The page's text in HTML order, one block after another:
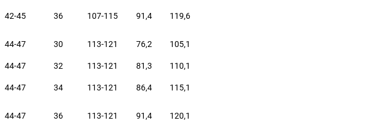
42-45 36 107-115 91,4 119,6
44-47 30 113-121 76,2 105,1
44-47 32 113-121 81,3
110,1
44-47 34 113-121 86,4 115,1
44-47 36 113-121 91,4 120,1